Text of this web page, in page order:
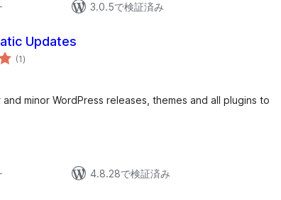
3.0.5で検証済み
Updates
(1個
の)
minor WordPress releases, themes and all plugins to
4.8.28で検証済み